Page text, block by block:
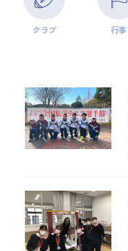
クラブ 行事